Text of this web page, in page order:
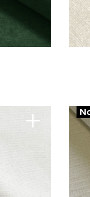
+